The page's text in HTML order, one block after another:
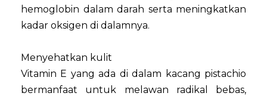
hemoglobin dalam darah serta meningkatkan
kadar oksigen di dalamnya.
Menyehatkan kulit
Vitamin E yang ada di dalam kacang pistachio
bermanfaat untuk melawan radikal bebas,